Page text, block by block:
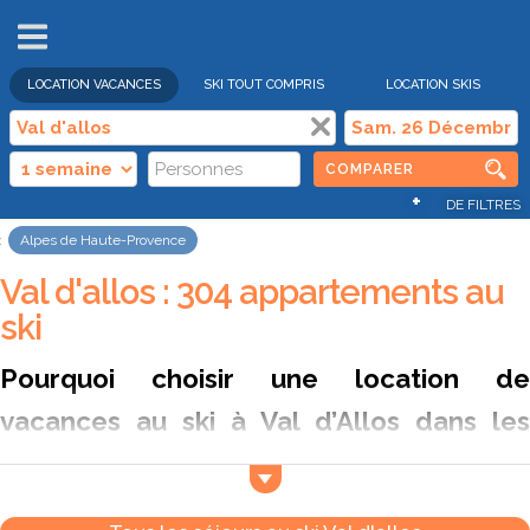
LOCATION VACANCES SKI TOUT COMPRIS LOCATION SKIS
COMPARER
+ DE FILTRES
Alpes de Haute-Provence
Val d'allos : 304 appartements au
ski
Pourquoi choisir une location de
vacances au ski à Val d’Allos dans les
Alpes-de-Haute-Provence ?
Situé à la jonction des Alpes-de-Haute-Provence et des